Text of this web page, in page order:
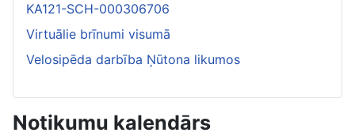
KA121-SCH-000306706
Virtuālie brīnumi visumā
Velosipēda darbība Ņūtona likumos
Notikumu kalendārs